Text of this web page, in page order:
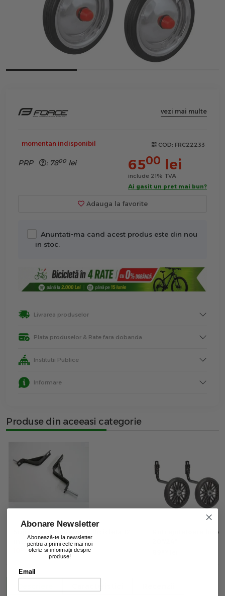
vezi mai multe
momentan indisponibil COD: FRC22233
PRP : 7800 lei 6500 lei
include 21% TVA
Ai gasit un pret mai bun?
Adauga la favorite
Anuntati-ma cand acest produs este din nou
in stoc.
Livrarea produselor
Plata produselor & Rate fara dobanda
Institutii Publice
Informare
Produse din aceeasi categorie
inch - Nichelat-Negru
lei
Roti ajutatoare
Abonare Newsletter
Abonează-te la newsletter
pentru a primi cele mai noi
oferte si informații despre
produse!
Email